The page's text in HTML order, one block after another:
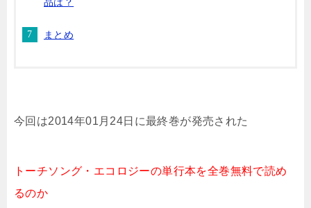
まとめ
今回は2014年01月24日に最終巻が発売された
トーチソング・エコロジーの単行本を全巻無料で読め
るのか